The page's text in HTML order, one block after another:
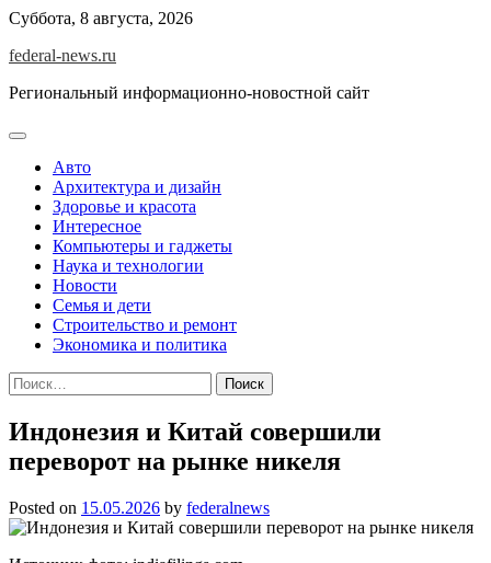
Skip
content
Суббота, 8 августа, 2026
federal-news.ru
Региональный информационно-новостной сайт
Авто
Архитектура и дизайн
Здоровье и красота
Интересное
Компьютеры и гаджеты
Наука и технологии
Новости
Семья и дети
Строительство и ремонт
Экономика и политика
Найти:
Индонезия и Китай совершили
переворот на рынке никеля
Posted on 15.05.2026 by federalnews